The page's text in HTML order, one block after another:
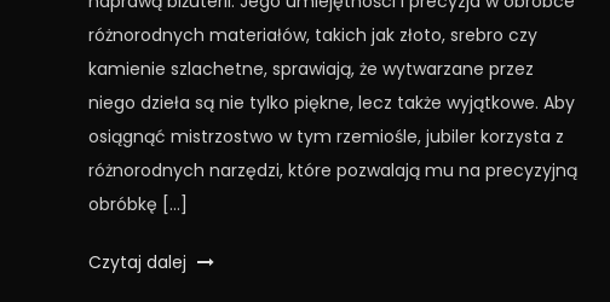
różnorodnych materiałów, takich jak złoto, srebro czy
kamienie szlachetne, sprawiają, że wytwarzane przez
niego dzieła są nie tylko piękne, lecz także wyjątkowe. Aby
osiągnąć mistrzostwo w tym rzemiośle, jubiler korzysta z
różnorodnych narzędzi, które pozwalają mu na precyzyjną
obróbkę […]
Czytaj dalej